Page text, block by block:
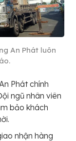
An Phát luôn
Phát chính
ngũ nhân viên
bảo khách
nhận hàng